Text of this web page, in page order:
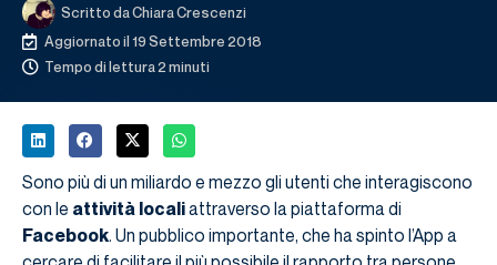
Scritto daChiara Crescenzi
Aggiornato il 19 Settembre 2018
Tempo di lettura 2 minuti
Sono più di un miliardo e mezzo gli utenti che interagiscono
con le attività localiattraverso la piattaforma di
Facebook. Un pubblico importante, che ha spinto l’App a